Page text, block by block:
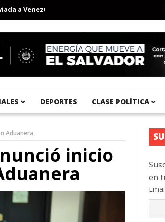
Venezuela Aeropuerto Internacional del
DEPORTES CLASE POLÍTICA
Aduanera
inicio
en
Email